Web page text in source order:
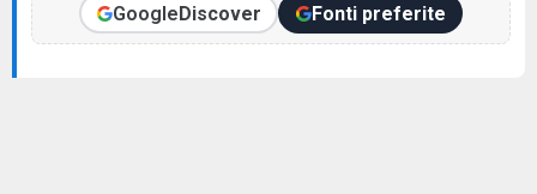
GoogleDiscover Fonti preferite